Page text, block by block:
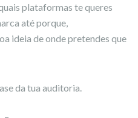
plataformas te queres
até porque,
ideia de onde pretendes que
da tua auditoria.